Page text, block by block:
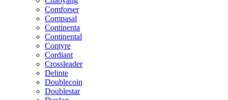
Comforser
Compasal
Continenta
Continental
Contyre
Cordiant
Crossleader
Delinte
Doublecoin
Doublestar